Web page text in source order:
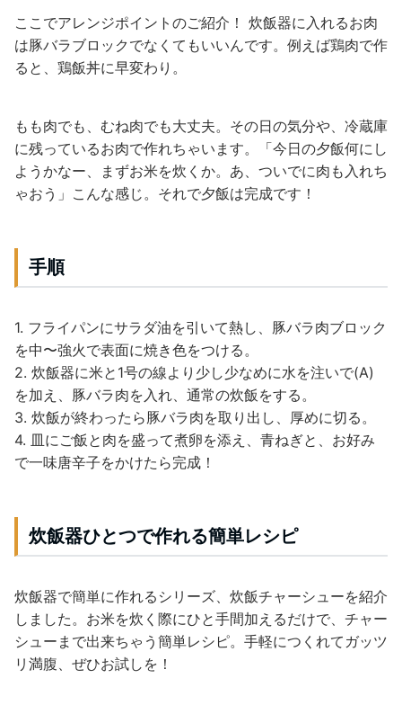
ここでアレンジポイントのご紹介！ 炊飯器に入れるお肉
は豚バラブロックでなくてもいいんです。例えば鶏肉で作
ると、鶏飯丼に早変わり。
もも肉でも、むね肉でも大丈夫。その日の気分や、冷蔵庫
に残っているお肉で作れちゃいます。「今日の夕飯何にし
ようかなー、まずお米を炊くか。あ、ついでに肉も入れち
ゃおう」こんな感じ。それで夕飯は完成です！
手順
1. フライパンにサラダ油を引いて熱し、豚バラ肉ブロック
を中〜強火で表面に焼き色をつける。
2. 炊飯器に米と1号の線より少し少なめに水を注いで(A)
を加え、豚バラ肉を入れ、通常の炊飯をする。
3. 炊飯が終わったら豚バラ肉を取り出し、厚めに切る。
4. 皿にご飯と肉を盛って煮卵を添え、青ねぎと、お好み
で一味唐辛子をかけたら完成！
炊飯器ひとつで作れる簡単レシピ
炊飯器で簡単に作れるシリーズ、炊飯チャーシューを紹介
しました。お米を炊く際にひと手間加えるだけで、チャー
シューまで出来ちゃう簡単レシピ。手軽につくれてガッツ
リ満腹、ぜひお試しを！